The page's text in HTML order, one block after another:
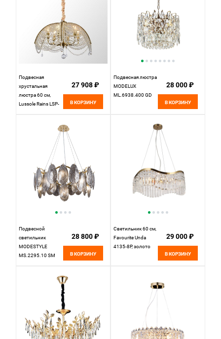
Подвесная
хрустальная
люстра 60 см,
Lussole Rains LSP-
27 908 ₽
В КОРЗИНУ
Подвесная люстра
MODELUX
ML.6938.400 GD
28 000 ₽
В КОРЗИНУ
Подвесной
светильник
MODESTYLE
MS.2295.10 SM
28 800 ₽
В КОРЗИНУ
Светильник 60 см,
Favourite Unda
4135-8P, золото
29 000 ₽
В КОРЗИНУ